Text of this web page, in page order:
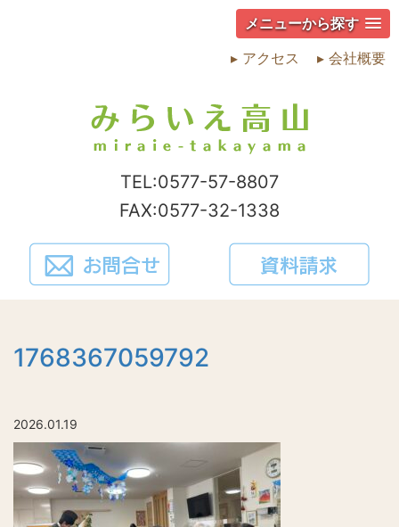
メニューから探す
▸ アクセス
▸ 会社概要
TEL:0577-57-8807
FAX:0577-32-1338
1768367059792
2026.01.19